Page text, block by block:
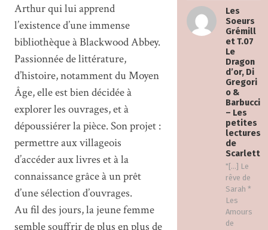
Les
Soeurs
Grémill
et T.07
Le
Dragon
d’or, Di
Gregori
o &
Barbucci
– Les
petites
lectures
de
Scarlett
"[…] Le
rêve de
Sarah *
Les
Amours
de
Arthur qui lui apprend
l’existence d’une immense
bibliothèque à Blackwood Abbey.
Passionnée de littérature,
d’histoire, notamment du Moyen
Âge, elle est bien décidée à
explorer les ouvrages, et à
dépoussiérer la pièce. Son projet :
permettre aux villageois
d’accéder aux livres et à la
connaissance grâce à un prêt
d’une sélection d’ouvrages.
Au fil des jours, la jeune femme
semble souffrir de plus en plus de